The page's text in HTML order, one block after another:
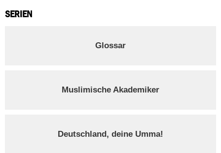
SERIEN
Glossar
Muslimische Akademiker
Deutschland, deine Umma!